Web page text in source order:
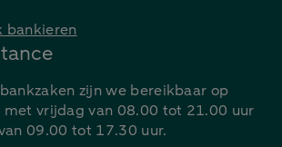
bankieren
zijn we bereikbaar op
vrijdag van 08.00 tot 21.00 uur
09.00 tot 17.30 uur.